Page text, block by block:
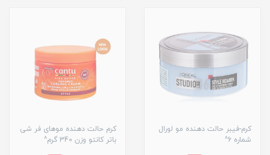
کرم-فیبر حالت دهنده مو لورال
شماره 6^
کرم حالت دهنده موهای فر شی
باتر کانتو وزن 340 گرم^